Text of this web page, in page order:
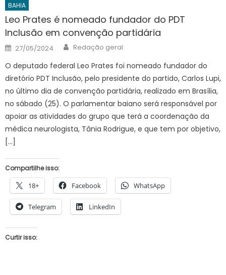
BAHIA
Leo Prates é nomeado fundador do PDT
Inclusão em convenção partidária
Posted
on
27/05/2024 Author
Redação geral
O deputado federal Leo Prates foi nomeado fundador do
diretório PDT Inclusão, pelo presidente do partido, Carlos Lupi,
no último dia de convenção partidária, realizado em Brasília,
no sábado (25). O parlamentar baiano será responsável por
apoiar as atividades do grupo que terá a coordenação da
médica neurologista, Tânia Rodrigue, e que tem por objetivo,
[…]
Compartilhe isso:
18+ Facebook WhatsApp
Telegram LinkedIn
Curtir isso: